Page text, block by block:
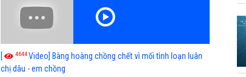
[ 4644Video] Bàng hoàng chồng chết vì mối tình loạn luân
chị dâu - em chồng